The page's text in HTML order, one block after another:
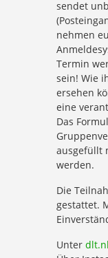
sendet
nehmen
Termin
sein! Wie
ersehen
eine
Das
ausgefüllt
werden.
Die
gestattet.
Unter